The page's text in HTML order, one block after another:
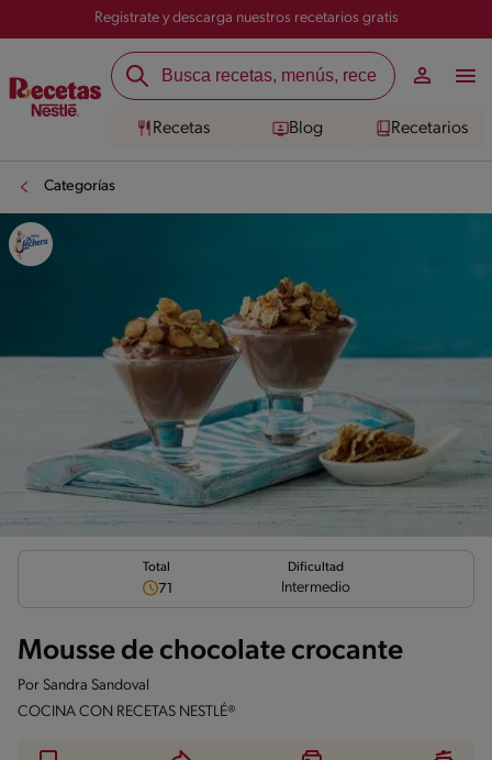
Registrate y descarga nuestros recetarios gratis
Recetas Blog Recetarios
Categorías
Total
71
Dificultad
Intermedio
Mousse de chocolate crocante
Por Sandra Sandoval
COCINA CON RECETAS NESTLÉ®